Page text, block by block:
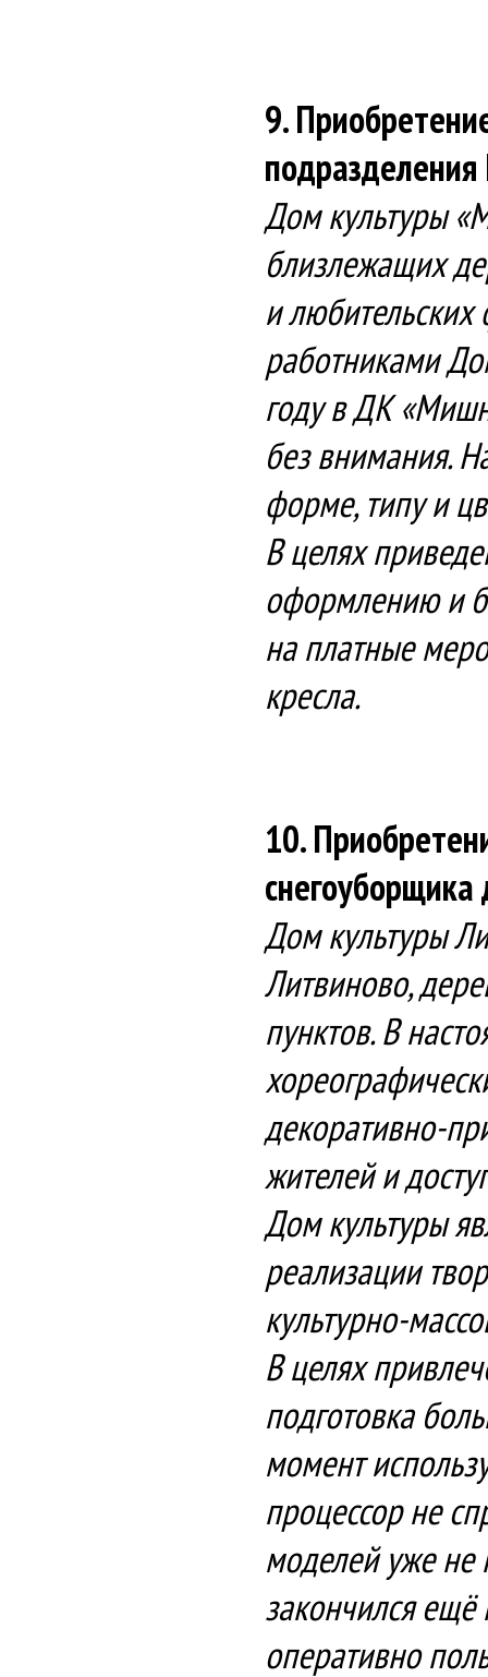
9.
Дом культуры
близлежащих
и
работниками
году в ДК
без внимания.
форме, типу и
В целях
оформлению и
на платные
кресла.
10.
Дом культуры
Литвиново,
пунктов. В
декоративно-
жителей и
Дом культуры
реализации
культурно-
В целях
подготовка
момент
процессор не
моделей уже не
закончился ещё
оперативно